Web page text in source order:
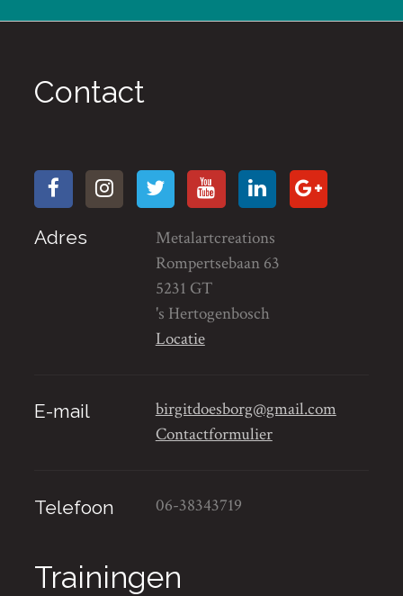
Contact
Adres
Metalartcreations
Rompertsebaan 63
5231 GT
's Hertogenbosch
Locatie
E-mail
birgitdoesborg@gmail.com
Contactformulier
Telefoon 06-38343719
Trainingen